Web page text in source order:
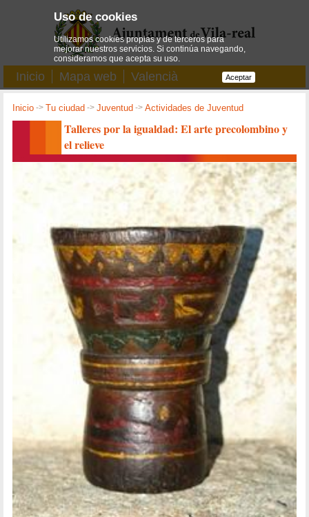
Inicio Mapa web Valencià
Inicio ->Tu ciudad ->Juventud ->Actividades de Juventud
Talleres por la igualdad: El arte precolombino y
el relieve
Uso de cookies
Utilizamos cookies propias y de terceros para
mejorar nuestros servicios. Si continúa navegando,
consideramos que acepta su uso.
Aceptar